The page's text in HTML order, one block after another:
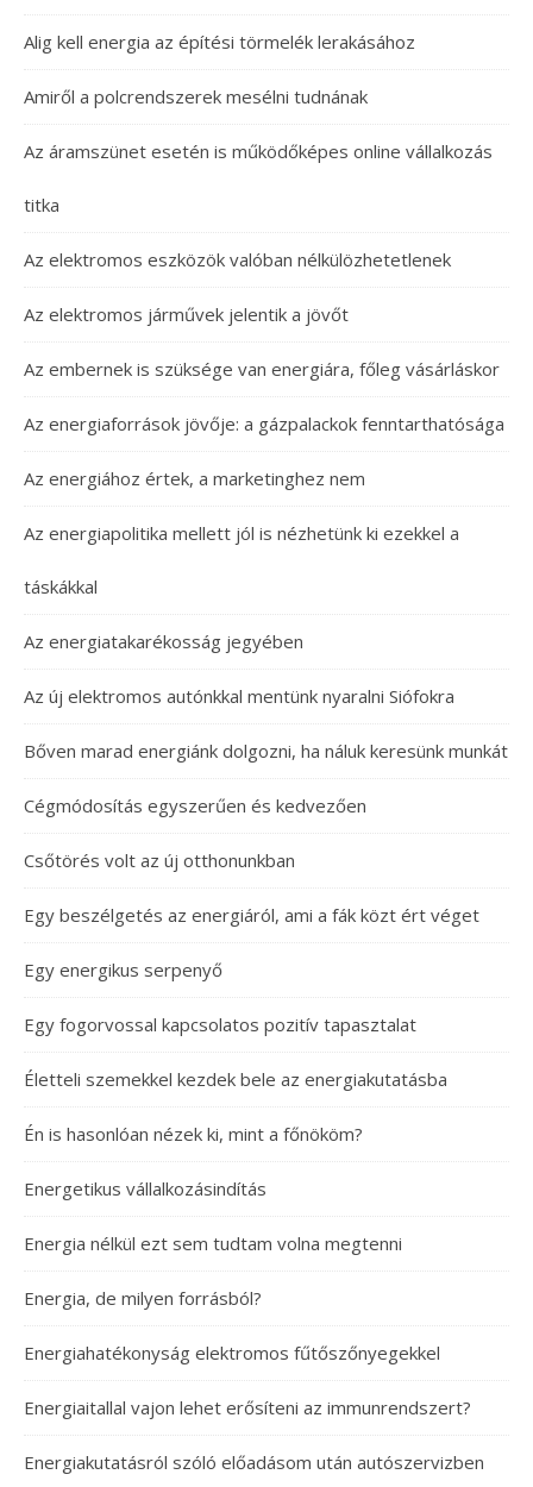
Alig kell energia az építési törmelék lerakásához
Amiről a polcrendszerek mesélni tudnának
Az áramszünet esetén is működőképes online vállalkozás
titka
Az elektromos eszközök valóban nélkülözhetetlenek
Az elektromos járművek jelentik a jövőt
Az embernek is szüksége van energiára, főleg vásárláskor
Az energiaforrások jövője: a gázpalackok fenntarthatósága
Az energiához értek, a marketinghez nem
Az energiapolitika mellett jól is nézhetünk ki ezekkel a
táskákkal
Az energiatakarékosság jegyében
Az új elektromos autónkkal mentünk nyaralni Siófokra
Bőven marad energiánk dolgozni, ha náluk keresünk munkát
Cégmódosítás egyszerűen és kedvezően
Csőtörés volt az új otthonunkban
Egy beszélgetés az energiáról, ami a fák közt ért véget
Egy energikus serpenyő
Egy fogorvossal kapcsolatos pozitív tapasztalat
Életteli szemekkel kezdek bele az energiakutatásba
Én is hasonlóan nézek ki, mint a főnököm?
Energetikus vállalkozásindítás
Energia nélkül ezt sem tudtam volna megtenni
Energia, de milyen forrásból?
Energiahatékonyság elektromos fűtőszőnyegekkel
Energiaitallal vajon lehet erősíteni az immunrendszert?
Energiakutatásról szóló előadásom után autószervizben